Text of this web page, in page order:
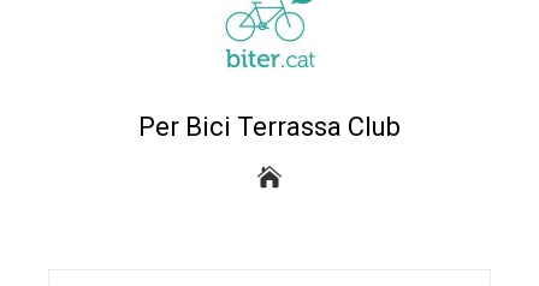
Per Bici Terrassa Club